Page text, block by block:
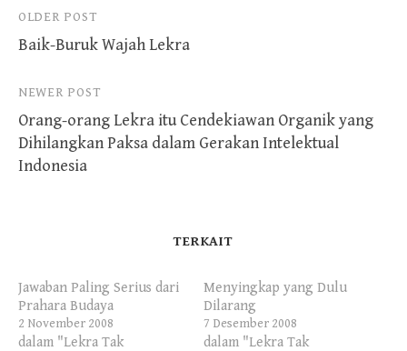
Post
navigation
OLDER POST
Baik-Buruk Wajah Lekra
NEWER POST
Orang-orang Lekra itu Cendekiawan Organik yang
Dihilangkan Paksa dalam Gerakan Intelektual
Indonesia
TERKAIT
Jawaban Paling Serius dari
Prahara Budaya
2 November 2008
dalam "Lekra Tak
Menyingkap yang Dulu
Dilarang
7 Desember 2008
dalam "Lekra Tak